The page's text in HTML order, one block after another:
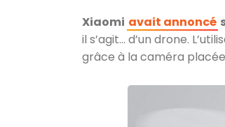
Xiaomi avait annoncé
il s’agit… d’un drone.
grâce à la caméra